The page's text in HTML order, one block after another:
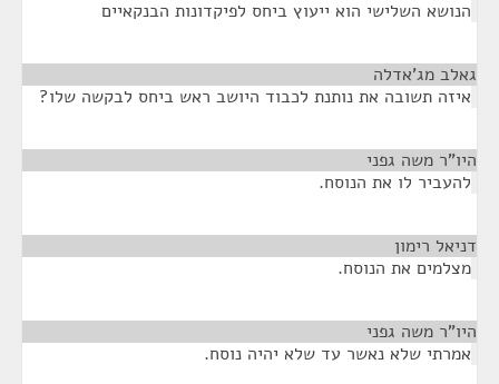
הנושא השלישי הוא ייעוץ ביחס לפיקדונות הבנקאיים
גאלב מג'אדלה
איזה תשובה את נותנת לכבוד היושב ראש ביחס לבקשה שלו?
היו"ר משה גפני
להעביר לו את הנוסח.
דניאל רימון
מצלמים את הנוסח.
היו"ר משה גפני
אמרתי שלא נאשר עד שלא יהיה נוסח.